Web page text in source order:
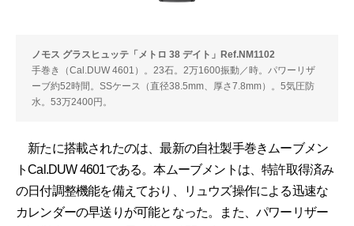
ノモス グラスヒュッテ「メトロ 38 デイト」Ref.NM1102
手巻き（Cal.DUW 4601）。23石。2万1600振動／時。パワーリザ
ーブ約52時間。SSケース（直径38.5mm、厚さ7.8mm）。5気圧防
水。53万2400円。
新たに搭載されたのは、最新の自社製手巻きムーブメン
トCal.DUW 4601である。本ムーブメントは、特許取得済み
の日付調整機能を備えており、リュウズ操作による迅速な
カレンダーの早送りが可能となった。また、パワーリザー